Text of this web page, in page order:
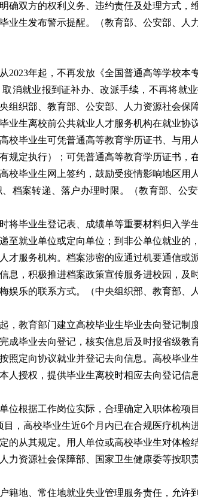
确双方的权利义务、违约责任及处理方式，
业生发布警示提醒。
（教育部、公安部、人
从2023年起，不再发放《全国普通高等学校
消就业报到证补办、改派手续，不再将就
央组织部、教育部、公安部、人力资源社会保
业生离校前公共就业人才服务机构在就业协
校毕业生可凭普通高等教育学历证书、与用
规定执行）；可凭普通高等教育学历证书，
校毕业生网上签约，鼓励受疫情影响地区用
档案转递、落户办理时限。
（教育部、公
将毕业生登记表、成绩单等重要材料归入学
至就业单位或定向单位；到非公单位就业的
才服务机构。档案涉密的应通过机要通信或
息，积极推进档案政策宣传服务进校园，及
娱乐的联系方式。
（中央组织部、教育部
，教育部门建立高校毕业生毕业去向登记
成毕业去向登记，核实信息后及时报省级教
照定向协议就业并登记去向信息。高校毕业
人授权，提供毕业生离校时相应去向登记信
位根据工作岗位实际，合理确定入职体检项
，高校毕业生近6个月内已在合规医疗机构
的从其规定。用人单位或高校毕业生对体检
人力资源社会保障部、国家卫生健康委等按职
籍地、常住地就业失业管理服务责任，允许